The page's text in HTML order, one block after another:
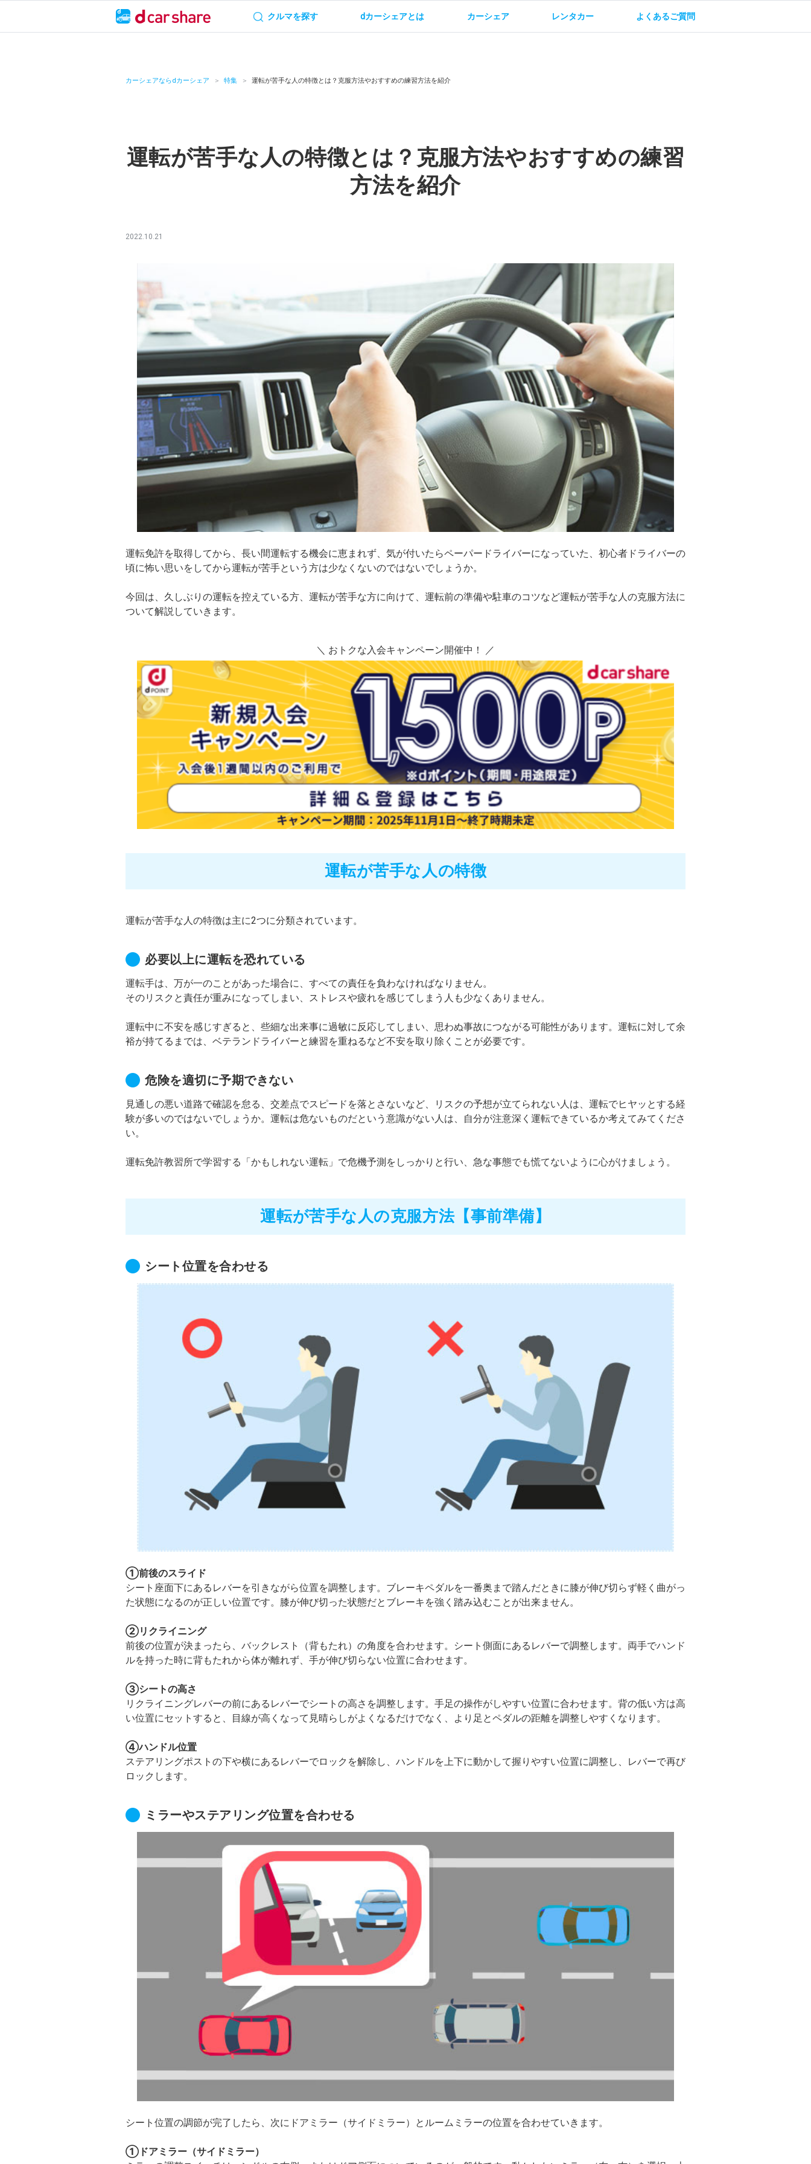
クルマを探す dカーシェアとは カーシェア レンタカー よくあるご質問
カーシェアならdカーシェア 特集 運転が苦手な人の特徴とは？克服方法やおすすめの練習方法を紹介
運転が苦手な人の特徴とは？克服方法やおすすめの練習
方法を紹介
2022.10.21
運転免許を取得してから、長い間運転する機会に恵まれず、気が付いたらペーパードライバーになっていた、初心者ドライバーの
頃に怖い思いをしてから運転が苦手という方は少なくないのではないでしょうか。
今回は、久しぶりの運転を控えている方、運転が苦手な方に向けて、運転前の準備や駐車のコツなど運転が苦手な人の克服方法に
ついて解説していきます。
＼ おトクな入会キャンペーン開催中！ ／
運転が苦手な人の特徴
運転が苦手な人の特徴は主に2つに分類されています。
必要以上に運転を恐れている
運転手は、万が一のことがあった場合に、すべての責任を負わなければなりません。
そのリスクと責任が重みになってしまい、ストレスや疲れを感じてしまう人も少なくありません。
運転中に不安を感じすぎると、些細な出来事に過敏に反応してしまい、思わぬ事故につながる可能性があります。運転に対して余
裕が持てるまでは、ベテランドライバーと練習を重ねるなど不安を取り除くことが必要です。
危険を適切に予期できない
見通しの悪い道路で確認を怠る、交差点でスピードを落とさないなど、リスクの予想が立てられない人は、運転でヒヤッとする経
験が多いのではないでしょうか。運転は危ないものだという意識がない人は、自分が注意深く運転できているか考えてみてくださ
い。
運転免許教習所で学習する「かもしれない運転」で危機予測をしっかりと行い、急な事態でも慌てないように心がけましょう。
運転が苦手な人の克服方法【事前準備】
シート位置を合わせる
①前後のスライド
シート座面下にあるレバーを引きながら位置を調整します。ブレーキペダルを一番奥まで踏んだときに膝が伸び切らず軽く曲がっ
た状態になるのが正しい位置です。膝が伸び切った状態だとブレーキを強く踏み込むことが出来ません。
②リクライニング
前後の位置が決まったら、バックレスト（背もたれ）の角度を合わせます。シート側面にあるレバーで調整します。両手でハンド
ルを持った時に背もたれから体が離れず、手が伸び切らない位置に合わせます。
③シートの高さ
リクライニングレバーの前にあるレバーでシートの高さを調整します。手足の操作がしやすい位置に合わせます。背の低い方は高
い位置にセットすると、目線が高くなって見晴らしがよくなるだけでなく、より足とペダルの距離を調整しやすくなります。
④ハンドル位置
ステアリングポストの下や横にあるレバーでロックを解除し、ハンドルを上下に動かして握りやすい位置に調整し、レバーで再び
ロックします。
ミラーやステアリング位置を合わせる
シート位置の調節が完了したら、次にドアミラー（サイドミラー）とルームミラーの位置を合わせていきます。
①ドアミラー（サイドミラー）
よくあるご質問・お問い合わせ